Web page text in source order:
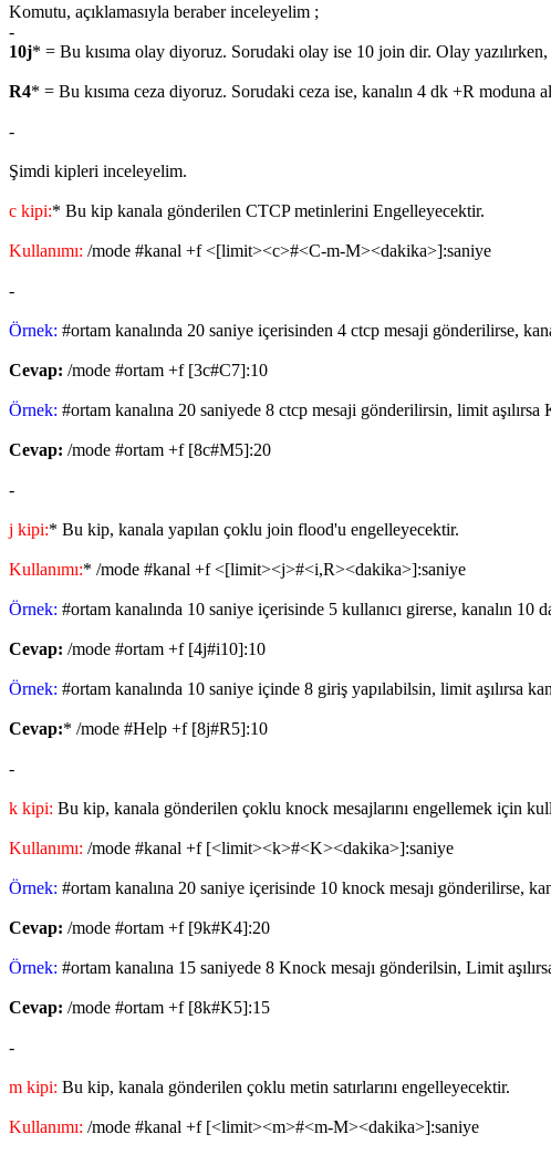
Komutu, açıklamasıyla beraber inceleyelim ;
-
10j* = Bu kısıma olay diyoruz. Sorudaki olay ise 10 join dir. Olay yazılırken,
R4* = Bu kısıma ceza diyoruz. Sorudaki ceza ise, kanalın 4 dk +R moduna
-
Şimdi kipleri inceleyelim.
c kipi:* Bu kip kanala gönderilen CTCP metinlerini Engelleyecektir.
Kullanımı: /mode #kanal +f <[limit><c>#<C-m-M><dakika>]:saniye
-
Örnek: #ortam kanalında 20 saniye içerisinden 4 ctcp mesaji gönderilirse,
Cevap: /mode #ortam +f [3c#C7]:10
Örnek: #ortam kanalına 20 saniyede 8 ctcp mesaji gönderilirsin, limit
Cevap: /mode #ortam +f [8c#M5]:20
-
j kipi:* Bu kip, kanala yapılan çoklu join flood'u engelleyecektir.
Kullanımı:* /mode #kanal +f <[limit><j>#<i,R><dakika>]:saniye
Örnek: #ortam kanalında 10 saniye içerisinde 5 kullanıcı girerse, kanalın 10
Cevap: /mode #ortam +f [4j#i10]:10
Örnek: #ortam kanalında 10 saniye içinde 8 giriş yapılabilsin, limit aşılırsa
Cevap:* /mode #Help +f [8j#R5]:10
-
k kipi: Bu kip, kanala gönderilen çoklu knock mesajlarını engellemek için
Kullanımı: /mode #kanal +f [<limit><k>#<K><dakika>]:saniye
Örnek: #ortam kanalına 20 saniye içerisinde 10 knock mesajı gönderilirse,
Cevap: /mode #ortam +f [9k#K4]:20
Örnek: #ortam kanalına 15 saniyede 8 Knock mesajı gönderilsin, Limit
Cevap: /mode #ortam +f [8k#K5]:15
-
m kipi: Bu kip, kanala gönderilen çoklu metin satırlarını engelleyecektir.
Kullanımı: /mode #kanal +f [<limit><m>#<m-M><dakika>]:saniye